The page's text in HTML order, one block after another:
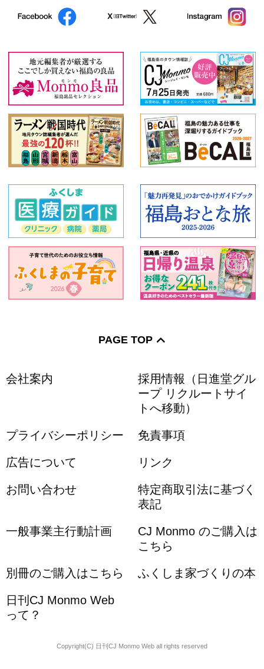
PAGE TOP
会社案内
採用情報（日進堂グル
ープ リクルートサイ
トへ移動）
プライバシーポリシー 免責事項
広告について リンク
お問い合わせ
特定商取引法に基づく
表記
一般事業主行動計画
CJ Monmo のご購入は
こちら
別冊のご購入はこちら ふくしま家づくりの本
日刊CJ Monmo Web
って？
Copyright(C) 日刊CJ Monmo Web all rights reserved